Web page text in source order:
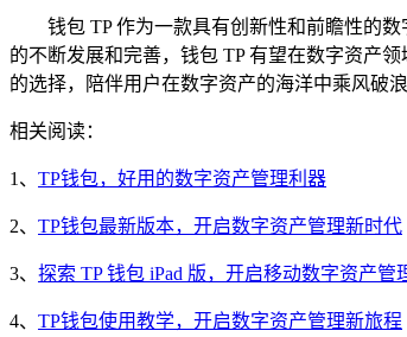
钱包 TP 作为一款具有创新性和前瞻性的
的不断发展和完善，钱包 TP 有望在数字资产
的选择，陪伴用户在数字资产的海洋中乘风破
相关阅读：
1、 TP钱包，好用的数字资产管理利器
2、 TP钱包最新版本，开启数字资产管理新时代
3、 探索 TP 钱包 iPad 版，开启移动数字资产管
4、 TP钱包使用教学，开启数字资产管理新旅程